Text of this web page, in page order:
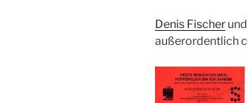
Denis Fischer
außerordentlich